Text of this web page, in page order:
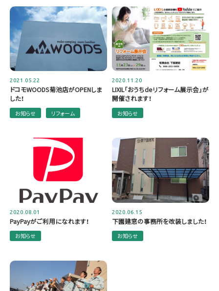
2021.05.22
ドコモWOODS菊池店がOPENしま
した！
お知らせ リフォーム
2020.11.20
LIXIL「おうちdeリフォーム展示会」が
開催されます！
お知らせ
2020.08.01
PayPayがご利用になれます！
お知らせ
2020.06.15
下園建窓の事務所を改装しました！
お知らせ